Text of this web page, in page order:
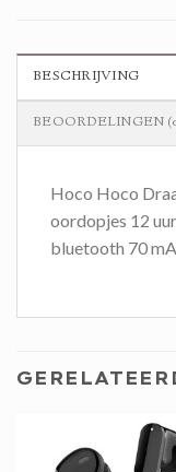
BESCHRIJVING
BEOORDELINGEN
Hoco Hoco
oordopjes 12
bluetooth 70